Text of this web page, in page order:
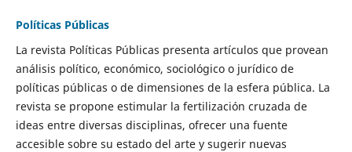
Políticas Públicas
La revista Políticas Públicas presenta artículos que provean
análisis político, económico, sociológico o jurídico de
políticas públicas o de dimensiones de la esfera pública. La
revista se propone estimular la fertilización cruzada de
ideas entre diversas disciplinas, ofrecer una fuente
accesible sobre su estado del arte y sugerir nuevas